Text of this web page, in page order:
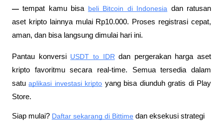
— tempat kamu bisa beli Bitcoin di Indonesia dan ratusan
aset kripto lainnya mulai Rp10.000. Proses registrasi cepat,
aman, dan bisa langsung dimulai hari ini.
Pantau konversi USDT to IDR dan pergerakan harga aset
kripto favoritmu secara real-time. Semua tersedia dalam
satu aplikasi investasi kripto yang bisa diunduh gratis di Play
Store.
Siap mulai? Daftar sekarang di Bittime dan eksekusi strategi